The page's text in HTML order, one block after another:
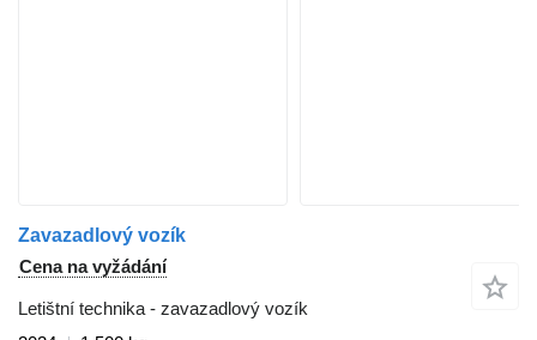
Zavazadlový vozík
Cena na vyžádání
Letištní technika - zavazadlový vozík